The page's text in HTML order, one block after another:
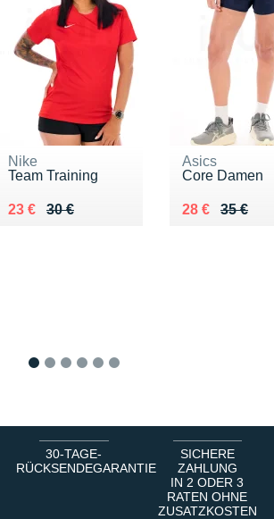
Nike
Team Training
30 €
Au lieu de 30 €
23 €
Vendu 23 €
Asics
Core Damen
35 €
Au lieu de 35
28 €
Vendu 28 €
30-TAGE-
RÜCKSENDEGARANTIE
SICHERE
ZAHLUNG
IN 2 ODER 3
RATEN OHNE
ZUSATZKOSTEN